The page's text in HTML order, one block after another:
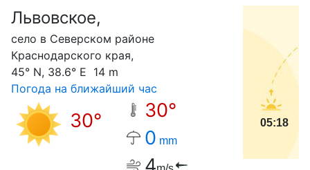
Львовское,
село в Северском районе
Краснодарского края,
45° N, 38.6° E 14 m
Погода на ближайший час
30°
30°
0 mm
05:18